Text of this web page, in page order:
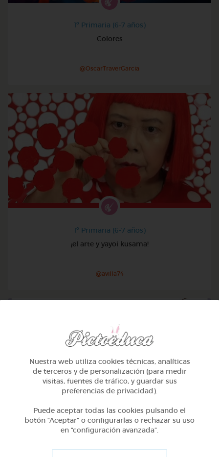
1º Primaria (6-7 años)
Colores
@OscarTraverGarcia
1º Primaria (6-7 años)
¡el arte y yayoi kusama!
@avilla74
1º Primaria (6-7 años)
Geometría y fotografía
Nuestra web utiliza cookies técnicas, analíticas
de terceros y de personalización (para medir
visitas, fuentes de tráfico, y guardar sus
preferencias de privacidad).
Puede aceptar todas las cookies pulsando el
botón “Aceptar” o configurarlas o rechazar su uso
en “configuración avanzada”.